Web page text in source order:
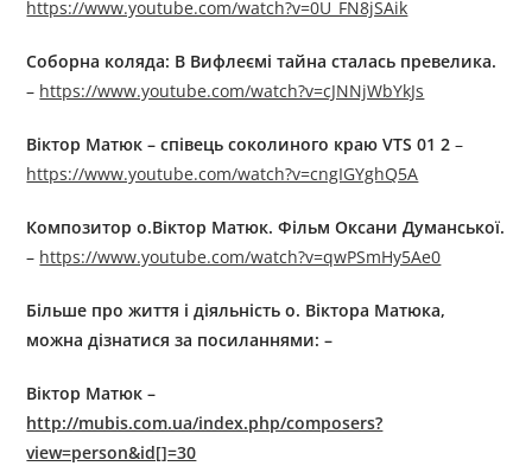
https://www.youtube.com/watch?v=0U_FN8jSAik
Соборна коляда: В Вифлеємі тайна сталась превелика.
– https://www.youtube.com/watch?v=cJNNjWbYkJs
Віктор Матюк – співець соколиного краю VTS 01 2 –
https://www.youtube.com/watch?v=cngIGYghQ5A
Композитор о.Віктор Матюк. Фільм Оксани Думанської.
– https://www.youtube.com/watch?v=qwPSmHy5Ae0
Більше про життя і діяльність о. Віктора Матюка,
можна дізнатися за посиланнями: –
Віктор Матюк –
http://mubis.com.ua/index.php/composers?
view=person&id[]=30